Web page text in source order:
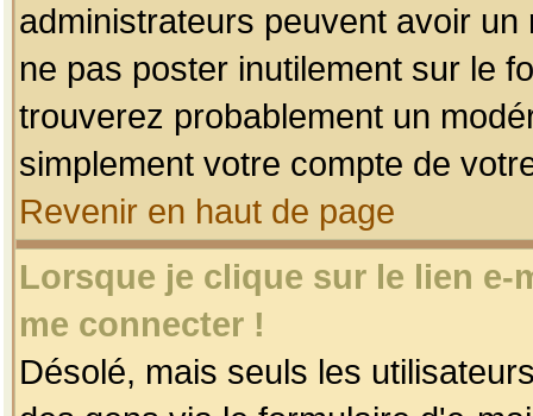
administrateurs peuvent avoir
ne pas poster inutilement sur le
trouverez probablement un
simplement votre compte de
Revenir en haut de page
Lorsque je clique sur le lien
me connecter !
Désolé, mais seuls les